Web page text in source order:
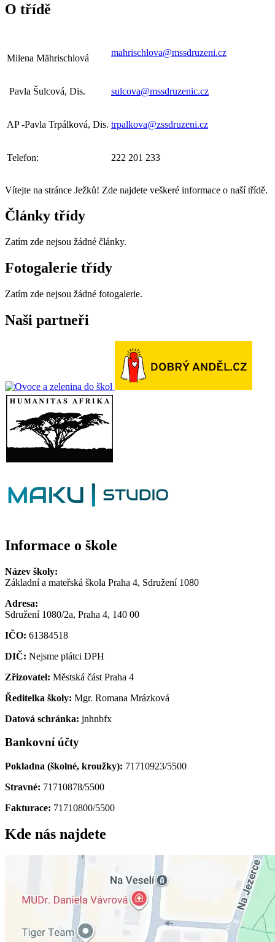
O třídě
Milena Mährischlová
mahrischlova@mssdruzeni.cz
Pavla Šulcová, Dis. sulcova@mssdruzenic.cz
AP -Pavla Trpálková, Dis. trpalkova@zssdruzeni.cz
Telefon: 222 201 233
Vítejte na stránce Ježků! Zde najdete veškeré informace o naší třídě.
Články třídy
Zatím zde nejsou žádné články.
Fotogalerie třídy
Zatím zde nejsou žádné fotogalerie.
Naši partneři
Informace o škole
Název školy:
Základní a mateřská škola Praha 4, Sdružení 1080
Adresa:
Sdružení 1080/2a, Praha 4, 140 00
IČO: 61384518
DIČ: Nejsme plátci DPH
Zřizovatel: Městská část Praha 4
Ředitelka školy: Mgr. Romana Mrázková
Datová schránka: jnhnbfx
Bankovní účty
Pokladna (školné, kroužky): 71710923/5500
Stravné: 71710878/5500
Fakturace: 71710800/5500
Kde nás najdete